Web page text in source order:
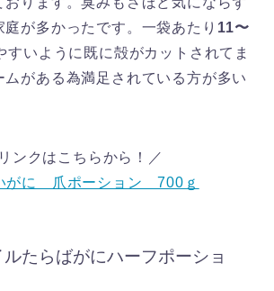
が多かったです。一袋あたり 11〜
すいように既に殻がカットされてま
がある為満足されている方が多い
ンクはこちらから！／
がに 爪ポーション 700ｇ
ルたらばがにハーフポーショ